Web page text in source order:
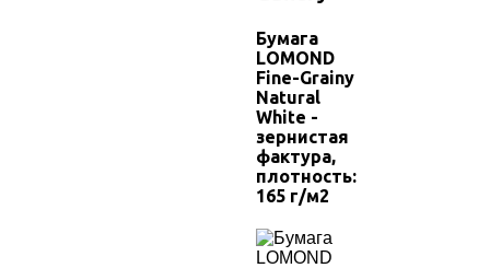
Бумага
LOMOND
Fine-Grainy
Natural
White -
зернистая
фактура,
плотность:
165 г/м2